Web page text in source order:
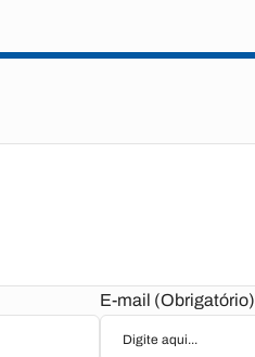
E-mail (Obrigatório)